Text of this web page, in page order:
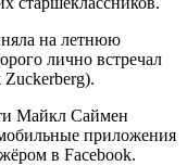
на летнюю
лично встречал
Майкл Саймен
приложения
в Facebook.